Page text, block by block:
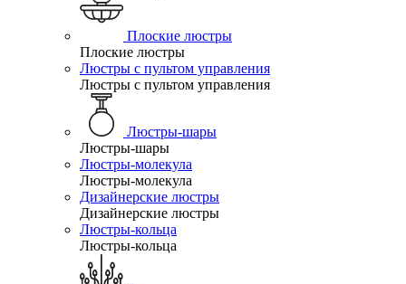
Плоские люстры
Плоские люстры
Люстры с пультом управления
Люстры с пультом управления
Люстры-шары
Люстры-шары
Люстры-молекула
Люстры-молекула
Дизайнерские люстры
Дизайнерские люстры
Люстры-кольца
Люстры-кольца